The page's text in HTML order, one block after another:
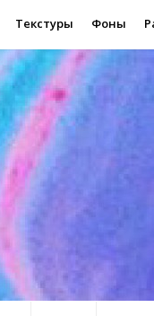
Текстуры Фоны